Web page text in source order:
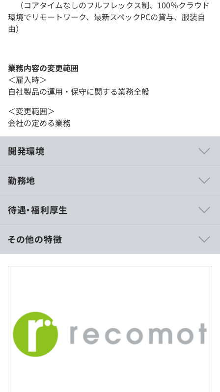
（コアタイムなしのフルフレックス制、100％クラウド
環境でリモートワーク、最新スペックPCの貸与、服装自
由）
業務内容の変更範囲
＜雇入時＞
自社製品の運用・保守に関する業務全般
＜変更範囲＞
会社の定める業務
開発環境
がら2カ月のサイクルでリリースしています。リリース済
に調査をおこない問題を解決します。機能開発であれば営
業と共に顧客の求める機能について検討してから開発を実
施するなど、さまざまな関係部所とコミュニケーションを
取りながら、一緒にプロダクト開発を進めています。
つなげています。
◆エンジニアキャリアとして、専門性や特定の技術、役割
に特化することもできますが、エンジニア本人の希望によ
勤務地
待遇・福利厚生
＜月給＞
500,000円～625,000円（一律手当を含む）
45時間0分/月）
超過した時間外労働の残業手当は追加支給
その他の特徴